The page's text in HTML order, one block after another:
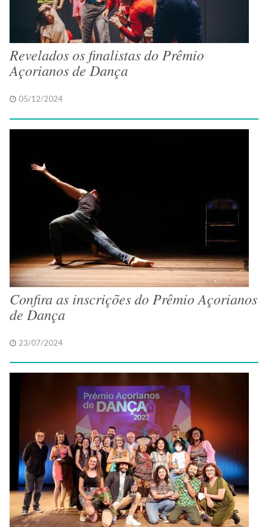
Revelados os finalistas do Prêmio
Açorianos de Dança
05/12/2024
Confira as inscrições do Prêmio Açorianos
de Dança
23/07/2024